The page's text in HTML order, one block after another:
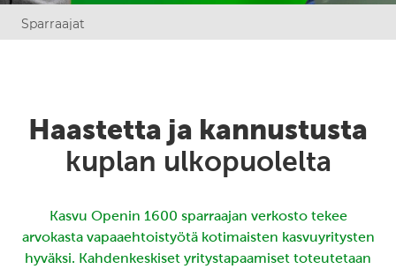
Sparraajat
Haastetta ja kannustusta
kuplan ulkopuolelta
Kasvu Openin 1600 sparraajan verkosto tekee
arvokasta vapaaehtoistyötä kotimaisten kasvuyritysten
hyväksi. Kahdenkeskiset yritystapaamiset toteutetaan